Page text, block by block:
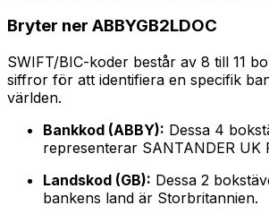
Bryter ner ABBYGB2LDOC
SWIFT/BIC-koder består av 8 till 11
siffror för att identifiera en specifik
världen.
Bankkod (ABBY): Dessa 4
representerar SANTANDER UK
Landskod (GB): Dessa 2
bankens land är Storbritannien.